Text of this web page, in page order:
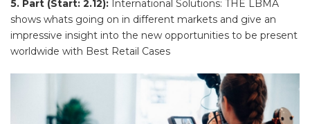
5. Part (Start: 2.12): International Solutions: THE LBMA
shows whats going on in different markets and give an
impressive insight into the new opportunities to be present
worldwide with Best Retail Cases